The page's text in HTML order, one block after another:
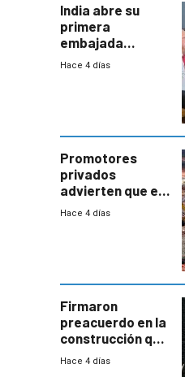
India abre su
primera
embajada
residente en
enorme
potencial
Hace 4 días
Promotores
privados
advierten que el
nuevo convenio
a revisar
proyectos
Hace 4 días
Firmaron
preacuerdo en la
construcción que
comprende
Hace 4 días